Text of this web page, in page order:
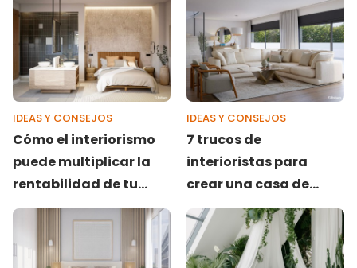
IDEAS Y CONSEJOS
Cómo el interiorismo
puede multiplicar la
rentabilidad de tu
negocio
IDEAS Y CONSEJOS
7 trucos de
interioristas para
crear una casa de
revista (que tú
también puedes
aplicar)